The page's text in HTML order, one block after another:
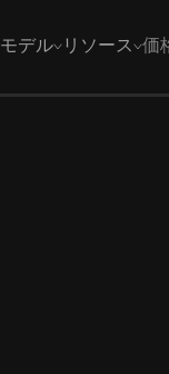
モデル リソース 価